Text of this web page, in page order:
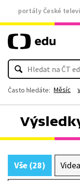
portály České
Často hledáte: Měsíc
Vše (28)